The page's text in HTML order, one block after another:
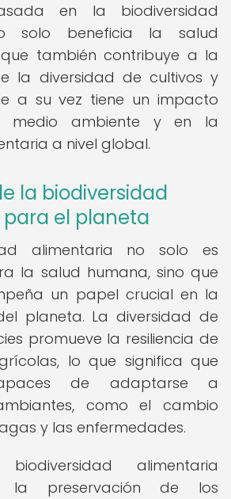
en la biodiversidad
solo beneficia la salud
que también contribuye a la
la diversidad de cultivos y
a su vez tiene un impacto
medio ambiente y en la
a nivel global.
la biodiversidad
el planeta
alimentaria no solo es
la salud humana, sino que
un papel crucial en la
planeta. La diversidad de
promueve la resiliencia de
lo que significa que
de adaptarse a
como el cambio
y las enfermedades.
alimentaria
la preservación de los